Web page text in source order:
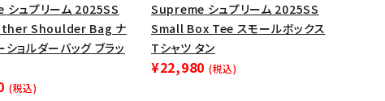
ュプリーム 2025SS
Shoulder Bag ナ
ショルダーバッグ ブラッ
(税込)
Supreme シュプリーム 2025SS
Small Box Tee スモールボックス
Tシャツ タン
¥22,980 (税込)